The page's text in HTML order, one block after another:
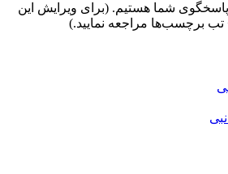
روز هفته پاسخگوی شما هستیم. (برای ویرایش این
تب برچسب‌ها مراجعه نمایید.)